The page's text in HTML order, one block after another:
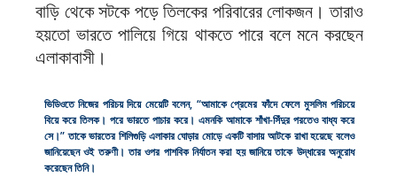
বাড়ি থেকে সটকে পড়ে তিলকের পরিবারের লোকজন। তারাও
হয়তো ভারতে পালিয়ে গিয়ে থাকতে পারে বলে মনে করছেন
এলাকাবাসী।
ভিডিওতে নিজের পরিচয় দিয়ে মেয়েটি বলেন, “আমাকে প্রেমের ফাঁদে ফেলে মুসলিম পরিচয়ে
বিয়ে করে তিলক। পরে ভারতে পাচার করে। এমনকি আমাকে শাঁখা-সিঁদুর পরতেও বাধ্য করে
সে।” তাকে ভারতের শিলিগুড়ি এলাকার ঘোড়ার মোড়ে একটি বাসায় আটকে রাখা হয়েছে বলেও
জানিয়েছেন ওই তরুণী। তার ওপর পাশবিক নির্যাতন করা হয় জানিয়ে তাকে উদ্ধারের অনুরোধ
করেছেন তিনি।